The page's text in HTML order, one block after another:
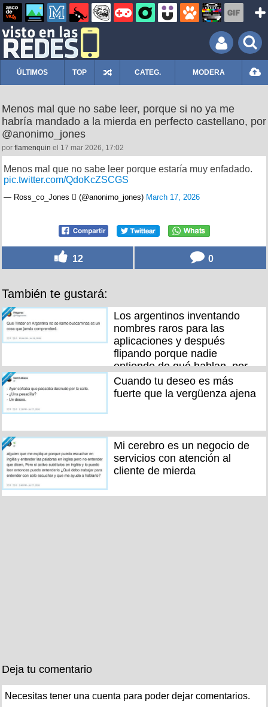
ÚLTIMOS TOP CATEG. MODERA
Menos mal que no sabe leer, porque si no ya me
habría mandado a la mierda en perfecto castellano, por
@anonimo_jones
por flamenquin el 17 mar 2026, 17:02
Menos mal que no sabe leer porque estaría muy enfadado.
pic.twitter.com/QdoKcZSCGS
— Ross_co_Jones  (@anonimo_jones) March 17, 2026
12 0
También te gustará:
Los argentinos inventando
nombres raros para las
aplicaciones y después
flipando porque nadie
entiende de qué hablan, por
@Pitagorismo
Cuando tu deseo es más
fuerte que la vergüenza ajena
Mi cerebro es un negocio de
servicios con atención al
cliente de mierda
Deja tu comentario
Necesitas tener una cuenta para poder dejar comentarios.